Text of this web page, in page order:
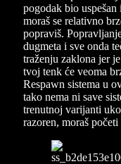
pogodak bio
moraš se relativno
popraviš.
dugmeta i sve onda
traženju zaklona jer
tvoj tenk će veoma
Respawn sistema u
tako nema ni save
trenutnoj varijanti
razoren, moraš